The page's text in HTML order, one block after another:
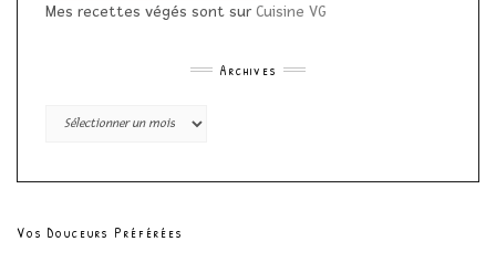
Mes recettes végés sont sur Cuisine VG
Archives
Archives
Vos Douceurs Préférées